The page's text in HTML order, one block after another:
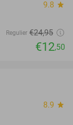
9.8 star
Regulier €24,95
€12,50
8.9 star